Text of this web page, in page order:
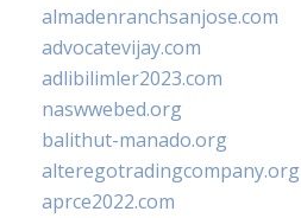
almadenranchsanjose.com
advocatevijay.com
adlibilimler2023.com
naswwebed.org
balithut-manado.org
alteregotradingcompany.org
aprce2022.com